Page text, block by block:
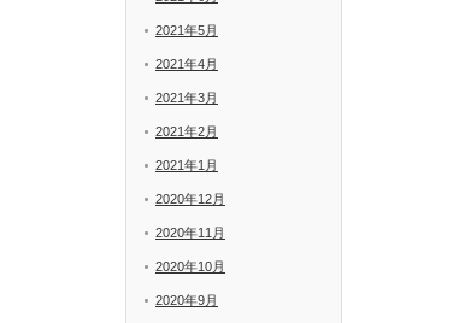
2021年5月
2021年4月
2021年3月
2021年2月
2021年1月
2020年12月
2020年11月
2020年10月
2020年9月